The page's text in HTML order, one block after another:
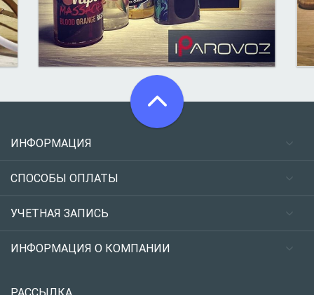
ИНФОРМАЦИЯ
СПОСОБЫ ОПЛАТЫ
УЧЕТНАЯ ЗАПИСЬ
ИНФОРМАЦИЯ О КОМПАНИИ